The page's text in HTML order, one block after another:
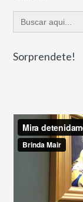
Buscar:
Sorprendete!